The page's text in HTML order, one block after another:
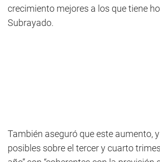
crecimiento mejores a los que tiene
Subrayado.
También aseguró que este aumento,
posibles sobre el tercer y cuarto